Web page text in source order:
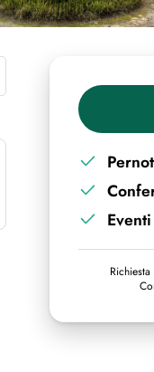
Eventi